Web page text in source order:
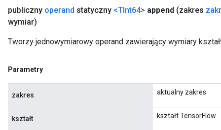
publiczny operand statyczny <TInt64> append (zakres
wymiar)
Tworzy jednowymiarowy operand zawierający wymiary
Parametry
zakres aktualny zakres
kształt kształt TensorFlow